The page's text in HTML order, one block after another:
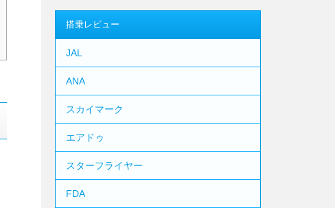
搭乗レビュー
JAL
ANA
スカイマーク
エアドゥ
スターフライヤー
FDA